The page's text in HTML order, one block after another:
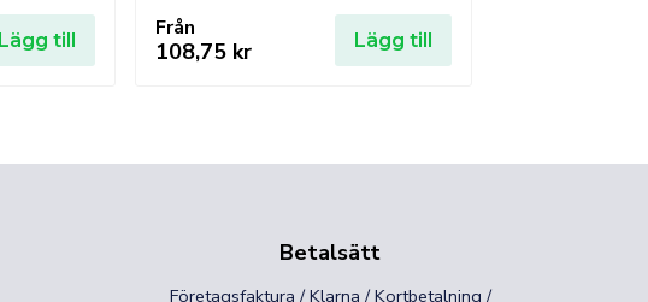
Lägg till Från
108,75 kr Lägg till
Betalsätt
Företagsfaktura / Klarna / Kortbetalning /